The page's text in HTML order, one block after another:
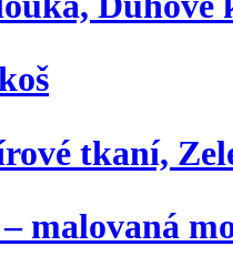
tkaní,
malovaná